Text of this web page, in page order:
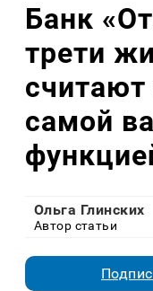
Банк
трети
считают
самой
Ольга Глинских
Автор статьи